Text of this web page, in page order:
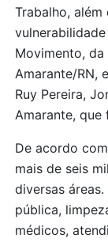
Trabalho,
Movimento,
Amarante/RN,
Ruy Pereira,
Amarante, que
De acordo
mais de seis
diversas
pública,
médicos,